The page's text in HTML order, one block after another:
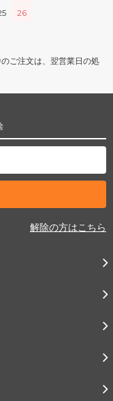
26
ご注文は、翌営業日の処
解除の方はこちら